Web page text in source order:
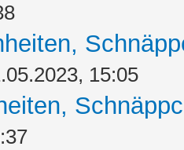
15:05